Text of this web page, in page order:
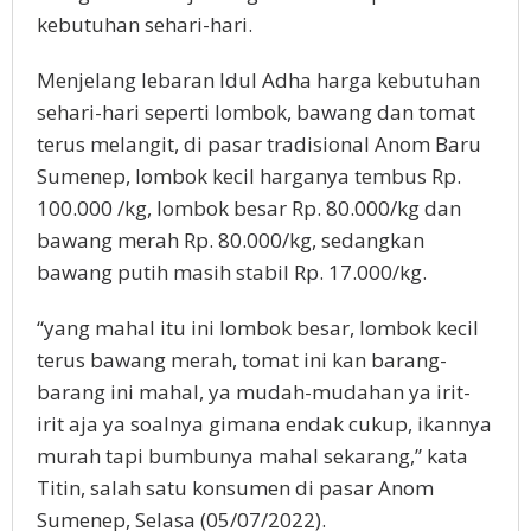
kebutuhan sehari-hari.
Menjelang lebaran Idul Adha harga kebutuhan
sehari-hari seperti lombok, bawang dan tomat
terus melangit, di pasar tradisional Anom Baru
Sumenep, lombok kecil harganya tembus Rp.
100.000 /kg, lombok besar Rp. 80.000/kg dan
bawang merah Rp. 80.000/kg, sedangkan
bawang putih masih stabil Rp. 17.000/kg.
“yang mahal itu ini lombok besar, lombok kecil
terus bawang merah, tomat ini kan barang-
barang ini mahal, ya mudah-mudahan ya irit-
irit aja ya soalnya gimana endak cukup, ikannya
murah tapi bumbunya mahal sekarang,” kata
Titin, salah satu konsumen di pasar Anom
Sumenep, Selasa (05/07/2022).